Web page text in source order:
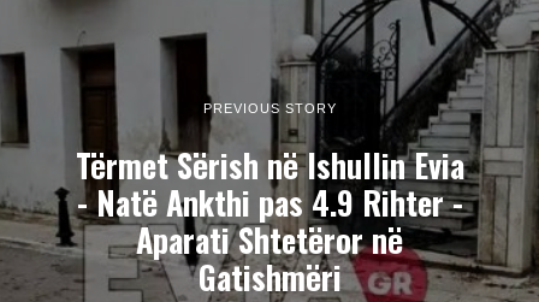
PREVIOUS STORY
Tërmet Sërish në Ishullin Evia
- Natë Ankthi pas 4.9 Rihter -
Aparati Shtetëror në
Gatishmëri